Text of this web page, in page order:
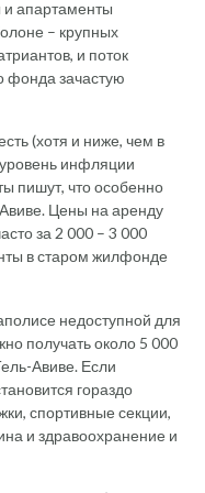
апартаменты
– крупных
и поток
фонда зачастую
(хотя и ниже, чем в
уровень инфляции
пишут, что особенно
Цены на аренду
за 2 000 – 3 000
в старом жилфонде
недоступной для
получать около 5 000
Авиве. Если
гораздо
спортивные секции,
и здравоохранение и